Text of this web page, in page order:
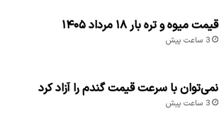
قیمت میوه و تره بار ۱۸ مرداد ۱۴۰۵
3 ساعت پیش
نمی‌توان با سرعت قیمت گندم را آزاد کرد
3 ساعت پیش